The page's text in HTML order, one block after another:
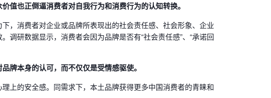
值也正倒逼消费者对自我行为和消费行为的认知转换。
，消费者对企业或品牌所表现出的社会责任感、社会形象、企业
研数据显示，消费者会因为品牌是否有“社会责任感”、“承诺回
牌本身的认可，而不仅仅是受情感驱使。
上的安全感。同需求下，本土品牌获得更多中国消费者的青睐和